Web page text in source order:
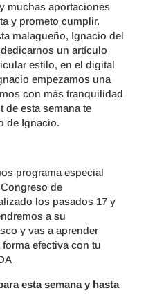
muchas aportaciones
y prometo cumplir.
malagueño, Ignacio del
un artículo
estilo, en el digital
empezamos una
con más tranquilidad
de esta semana te
de Ignacio.
programa especial
de
los pasados 17 y
a su
y vas a aprender
efectiva con tu
esta semana y hasta